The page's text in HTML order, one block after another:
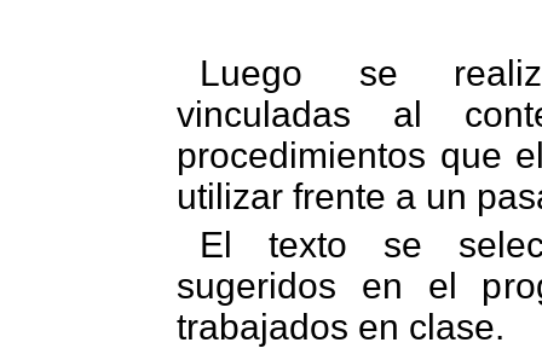
Luego se
vinculadas al
procedimientos que
utilizar frente a un
El texto se
sugeridos en el
trabajados en clase.